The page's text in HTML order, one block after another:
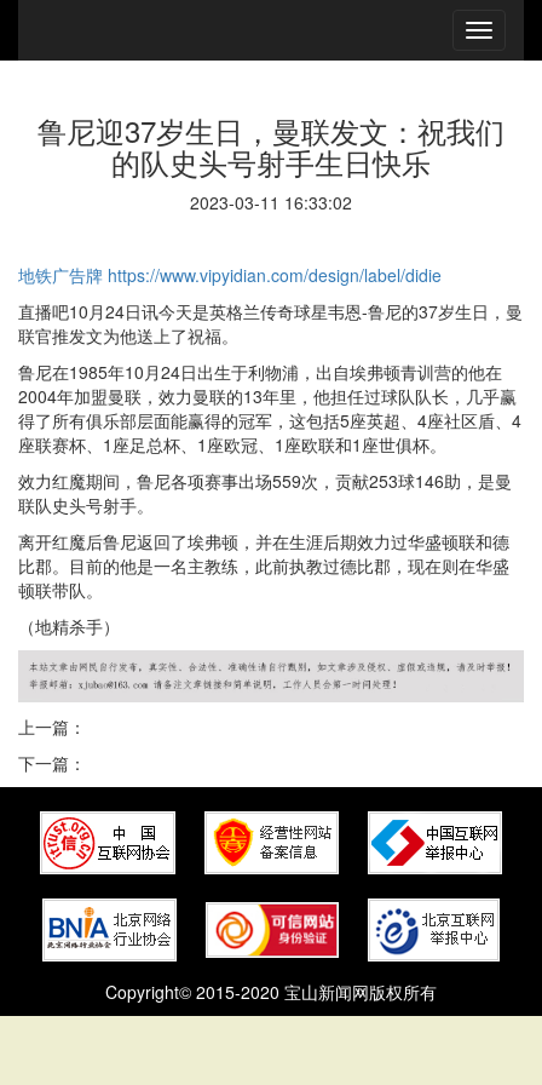
鲁尼迎37岁生日，曼联发文：祝我们
的队史头号射手生日快乐
2023-03-11 16:33:02
地铁广告牌 https://www.vipyidian.com/design/label/didie
直播吧10月24日讯今天是英格兰传奇球星韦恩-鲁尼的37岁生日，曼
联官推发文为他送上了祝福。
鲁尼在1985年10月24日出生于利物浦，出自埃弗顿青训营的他在
2004年加盟曼联，效力曼联的13年里，他担任过球队队长，几乎赢
得了所有俱乐部层面能赢得的冠军，这包括5座英超、4座社区盾、4
座联赛杯、1座足总杯、1座欧冠、1座欧联和1座世俱杯。
效力红魔期间，鲁尼各项赛事出场559次，贡献253球146助，是曼
联队史头号射手。
离开红魔后鲁尼返回了埃弗顿，并在生涯后期效力过华盛顿联和德
比郡。目前的他是一名主教练，此前执教过德比郡，现在则在华盛
顿联带队。
（地精杀手）
上一篇：
下一篇：
Copyright© 2015-2020 宝山新闻网版权所有